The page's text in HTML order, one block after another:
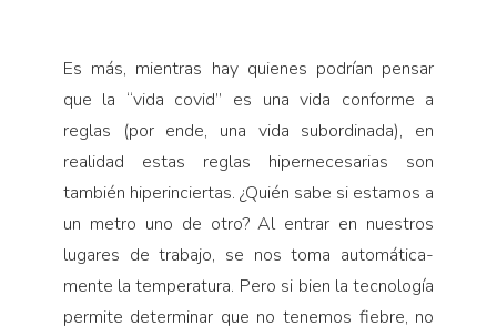
Es más, mientras hay quienes podrían pensar
que la “vida covid” es una vida conforme a
reglas (por ende, una vida subordinada), en
realidad estas reglas hipernecesarias son
también hiperinciertas. ¿Quién sabe si estamos a
un metro uno de otro? Al entrar en nuestros
lugares de trabajo, se nos toma automática­
mente la temperatura. Pero si bien la tecnología
permite determinar que no tenemos fiebre, no